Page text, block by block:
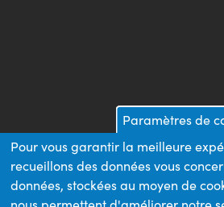
Paramètres de
Pour vous garantir la meilleure
recueillons des données vous
données, stockées au moyen de